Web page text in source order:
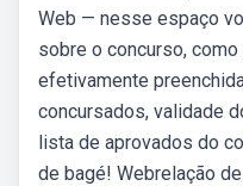
Web — nesse espaço
sobre o concurso,
efetivamente
concursados, validade
lista de aprovados do
de bagé! Webrelação